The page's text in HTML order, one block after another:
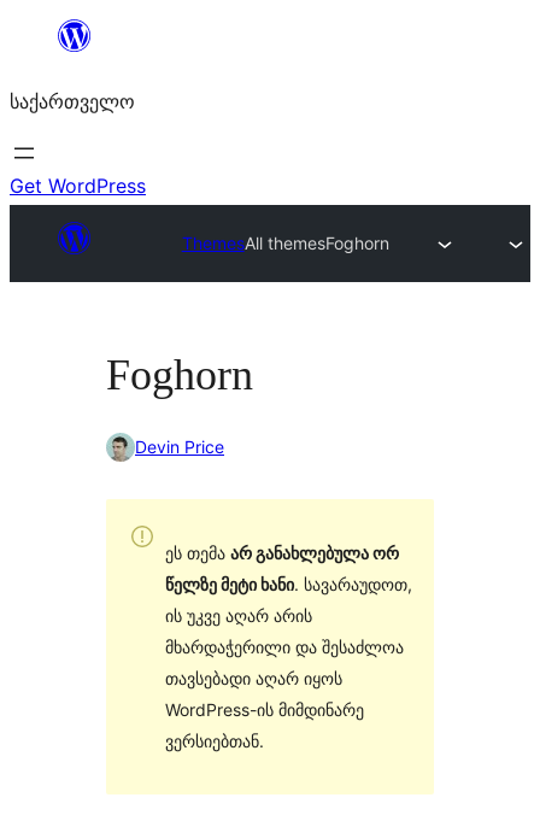
შიგთავსზე
საქართველო
Get WordPress
ThemesAll themesFoghorn
Foghorn
Devin Price
ეს თემა არ განახლებულა ორ
წელზე მეტი ხანი. სავარაუდოთ,
ის უკვე აღარ არის
მხარდაჭერილი და შესაძლოა
თავსებადი აღარ იყოს
WordPress-ის მიმდინარე
ვერსიებთან.